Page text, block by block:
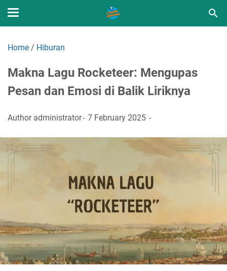
Home / Hiburan
Makna Lagu Rocketeer: Mengupas
Pesan dan Emosi di Balik Liriknya
Author administrator 7 February 2025